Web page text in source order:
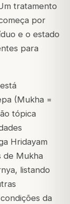
tratamento
por
e o estado
para
(Mukha =
tópica
Hridayam
de Mukha
listando
da